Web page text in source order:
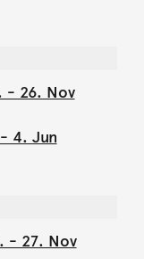
- 26. Nov
4. Jun
- 27. Nov